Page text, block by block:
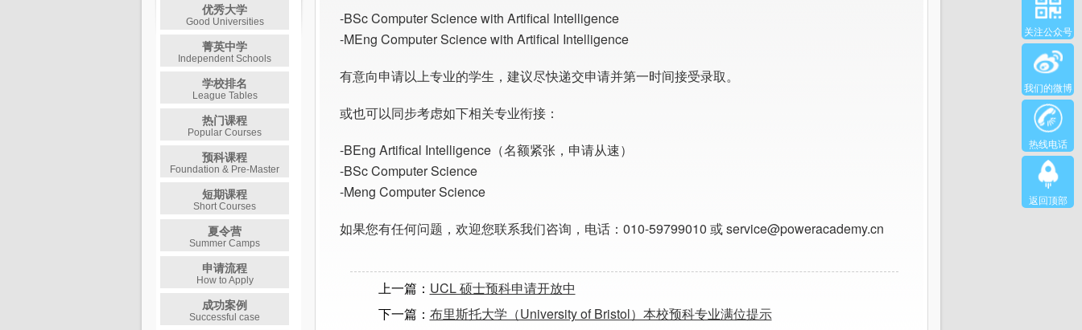
优秀大学
Good Universities
菁英中学
Independent Schools
学校排名
League Tables
热门课程
Popular Courses
预科课程
Foundation & Pre-Master
短期课程
Short Courses
夏令营
Summer Camps
申请流程
How to Apply
成功案例
Successful case
-BSc Computer Science with Artifical Intelligence
-MEng Computer Science with Artifical Intelligence
有意向申请以上专业的学生，建议尽快递交申请并第一时间接受录取。
或也可以同步考虑如下相关专业衔接：
-BEng Artifical Intelligence（名额紧张，申请从速）
-BSc Computer Science
-Meng Computer Science
如果您有任何问题，欢迎您联系我们咨询，电话：010-59799010 或 service@poweracademy.cn
上一篇： UCL 硕士预科申请开放中
下一篇： 布里斯托大学（University of Bristol）本校预科专业满位提示
关注公众号
我们的微博
热线电话
返回顶部